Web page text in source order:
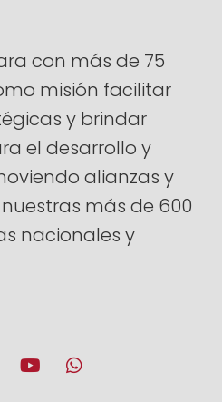
con más de 75
misión facilitar
y brindar
el desarrollo y
alianzas y
más de 600
nacionales y